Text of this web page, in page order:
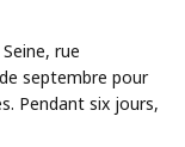
rue
septembre pour
Pendant six jours,